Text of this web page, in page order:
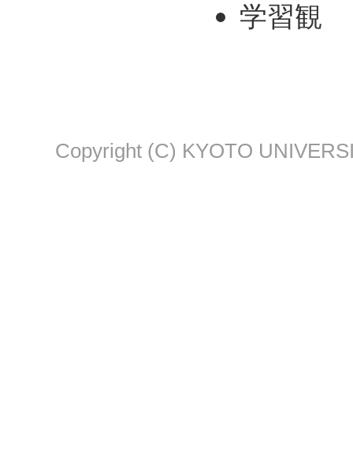
学習観
Copyright (C) KYOTO